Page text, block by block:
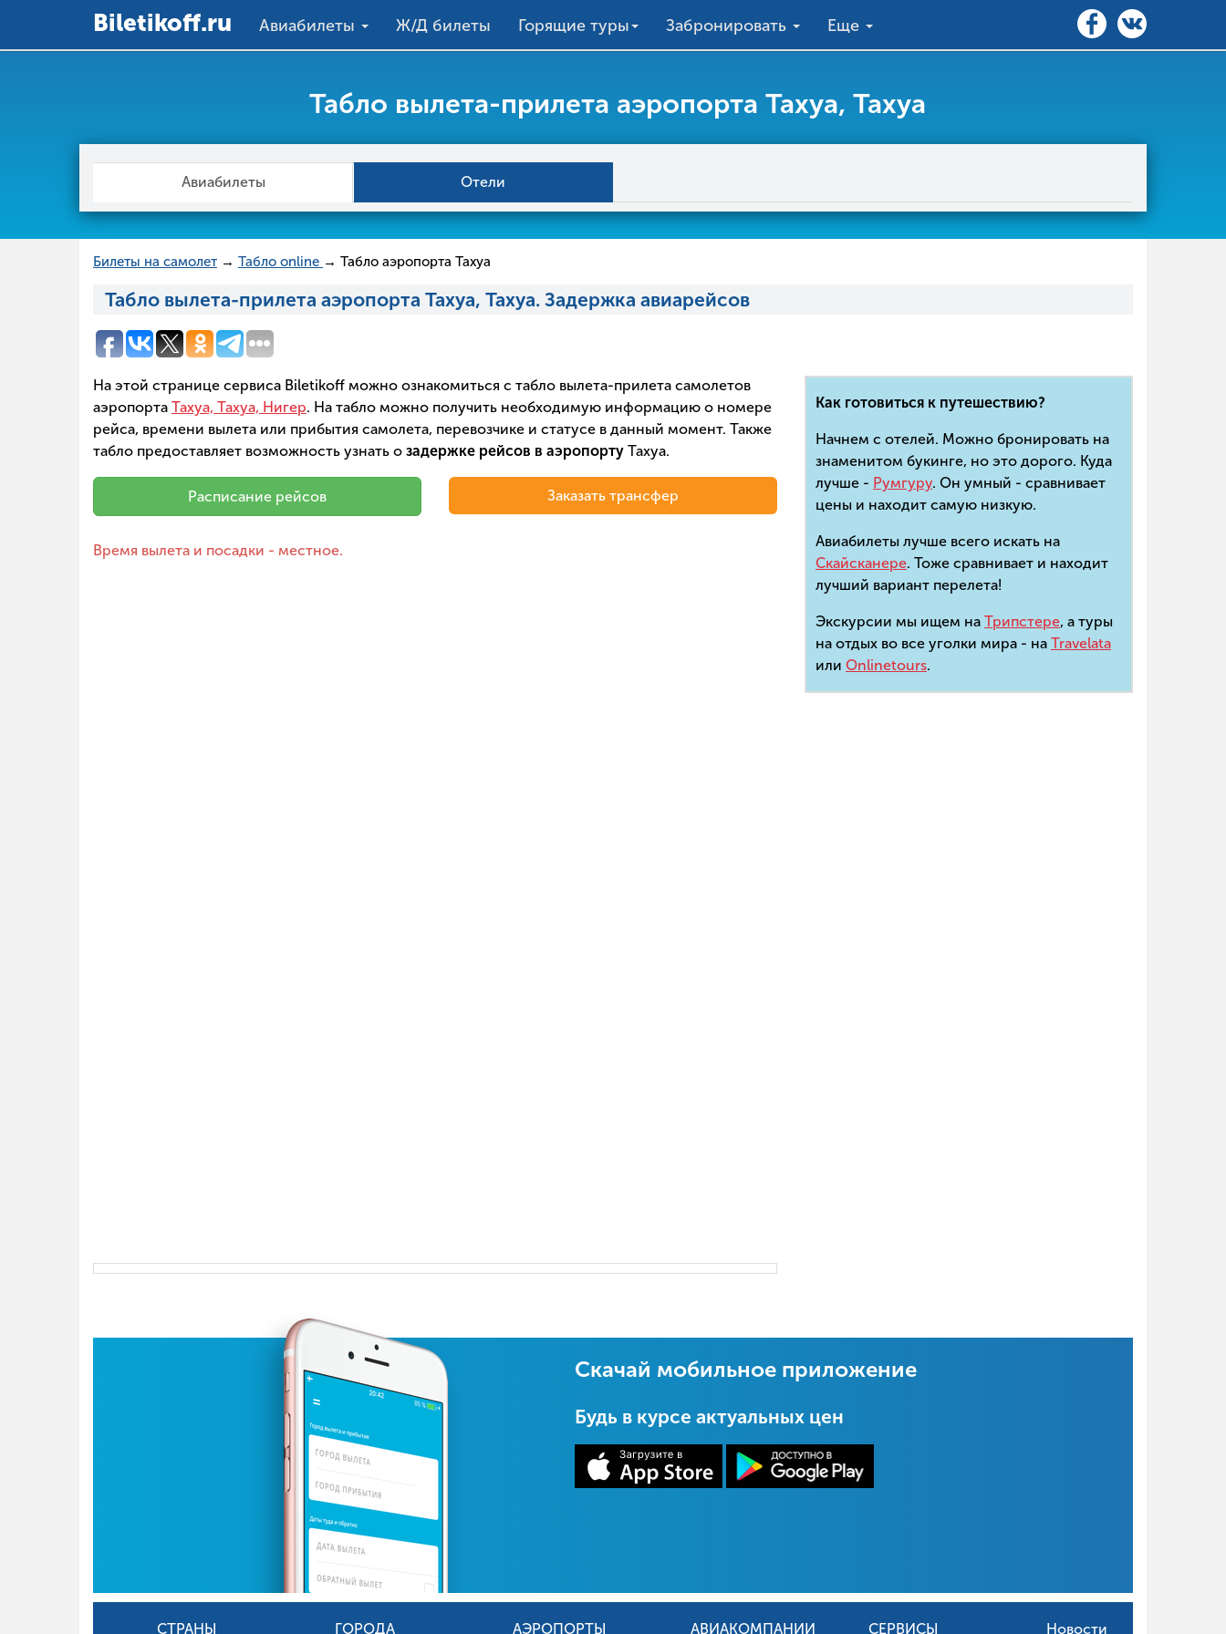
Вiletikoff.ru Авиабилеты Ж/Д билеты Горящие туры Забронировать Еще
Табло вылета-прилета аэропорта Тахуа, Тахуа
Авиабилеты Отели
Билеты на самолет → Табло online → Табло аэропорта Тахуа
Табло вылета-прилета аэропорта Тахуа, Тахуа. Задержка авиарейсов
На этой странице сервиса Biletikoff можно ознакомиться с табло вылета-прилета самолетов
аэропорта Тахуа, Тахуа, Нигер. На табло можно получить необходимую информацию о номере
рейса, времени вылета или прибытия самолета, перевозчике и статусе в данный момент. Также
табло предоставляет возможность узнать о задержке рейсов в аэропорту Тахуа.
Расписание рейсов Заказать трансфер
Время вылета и посадки - местное.
Как готовиться к путешествию?
Начнем с отелей. Можно бронировать на
знаменитом букинге, но это дорого. Куда
лучше - Румгуру. Он умный - сравнивает
цены и находит самую низкую.
Авиабилеты лучше всего искать на
Скайсканере. Тоже сравнивает и находит
лучший вариант перелета!
Экскурсии мы ищем на Трипстере, а туры
на отдых во все уголки мира - на Travelata
или Onlinetours.
Скачай мобильное приложение
Будь в курсе актуальных цен
СТРАНЫ ГОРОДА АЭРОПОРТЫ АВИАКОМПАНИИ СЕРВИСЫ Новости